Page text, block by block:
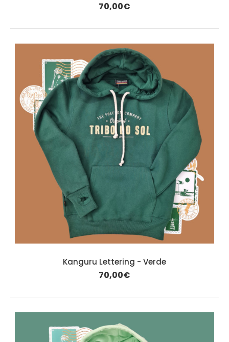
70,00€
Kanguru Lettering - Verde
70,00€